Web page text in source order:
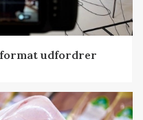
udfordrer